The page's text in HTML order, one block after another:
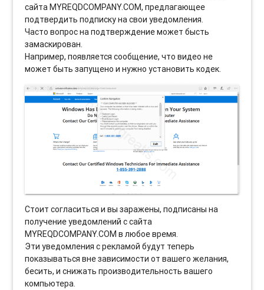
сайта MYREQDCOMPANY.COM, предлагающее
подтвердить подписку на свои уведомления.
Часто вопрос на подтверждение может бысть
замаскирован.
Например, появляется сообщение, что видео не
может быть запущено и нужно установить кодек.
Стоит согласиться и вы заражены, подписаны на
получение уведомлений с сайта
MYREQDCOMPANY.COM в любое время.
Эти уведомления с рекламой будут теперь
показываться вне зависимости от вашего желания,
бесить, и снижать производительность вашего
компьютера.